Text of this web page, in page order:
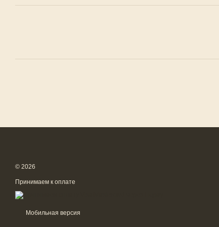
© 2026
Принимаем к оплате
Мобильная версия